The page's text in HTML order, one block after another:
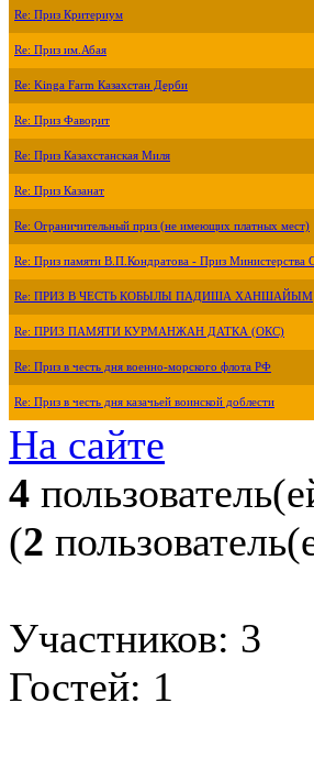
Re: Приз Критериум
Re: Приз им.Абая
Re: Kinga Farm Казахстан Дерби
Re: Приз Фаворит
Re: Приз Казахстанская Миля
Re: Приз Казанат
Re: Ограничительный приз (не имеющих платных мест)
Re: Приз памяти В.П.Кондратова - Приз Министерства
Re: ПРИЗ В ЧЕСТЬ КОБЫЛЫ ПАДИША ХАНШАЙЫМ
Re: ПРИЗ ПАМЯТИ КУРМАНЖАН ДАТКА (ОКС)
Re: Приз в честь дня военно-морского флота РФ
Re: Приз в честь дня казачьей воинской доблести
На сайте
4
(2
Участников: 3
Гостей: 1